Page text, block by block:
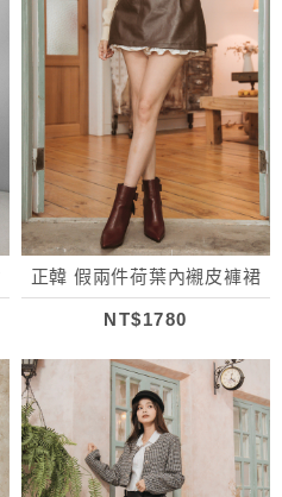
正韓 假兩件荷葉內襯皮褲裙
NT$1780